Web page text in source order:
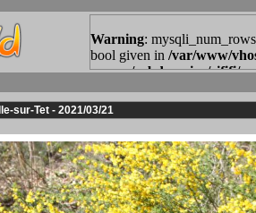
sur-Tet - 2021/03/21